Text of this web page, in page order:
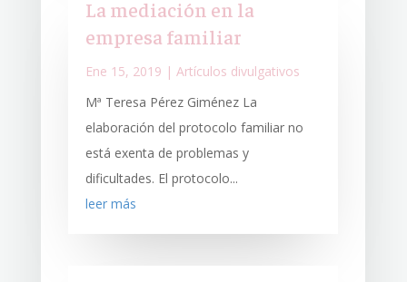
La mediación en la
empresa familiar
Ene 15, 2019 | Artículos divulgativos
Mª Teresa Pérez Giménez La
elaboración del protocolo familiar no
está exenta de problemas y
dificultades. El protocolo...
leer más